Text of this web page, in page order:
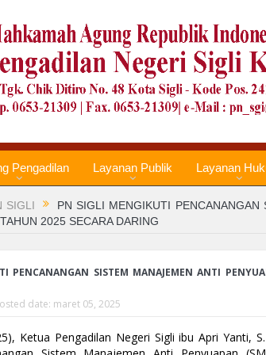
Pengadilan Layanan Publik Layanan
SIGLI
PN SIGLI MENGIKUTI PENCANANGAN
2025 SECARA DARING
PENCANANGAN SISTEM MANAJEMEN ANTI
date: maret 05, 2025
Ketua Pengadilan Negeri Sigli ibu Apri Yanti,